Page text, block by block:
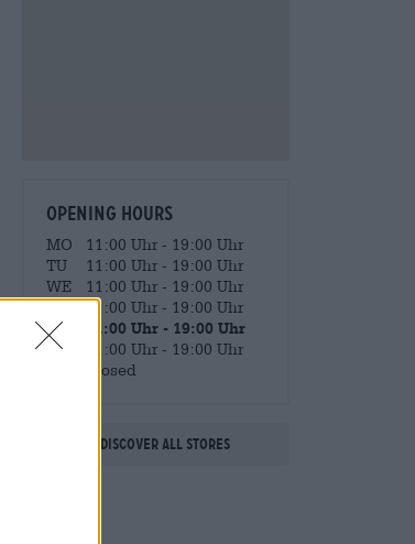
Opening hours
MO
11:00 Uhr - 19:00 Uhr
TU
11:00 Uhr - 19:00 Uhr
WE
11:00 Uhr - 19:00 Uhr
11:00 Uhr - 19:00 Uhr
FR
11:00 Uhr - 19:00 Uhr
SA
11:00 Uhr - 19:00 Uhr
Closed
Discover all stores